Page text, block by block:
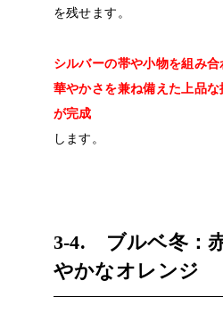
を残せます。
シルバーの帯や小物を組み
華やかさを兼ね備えた上品
が完成
します。
3-4. ブルベ冬：
やかなオレンジ